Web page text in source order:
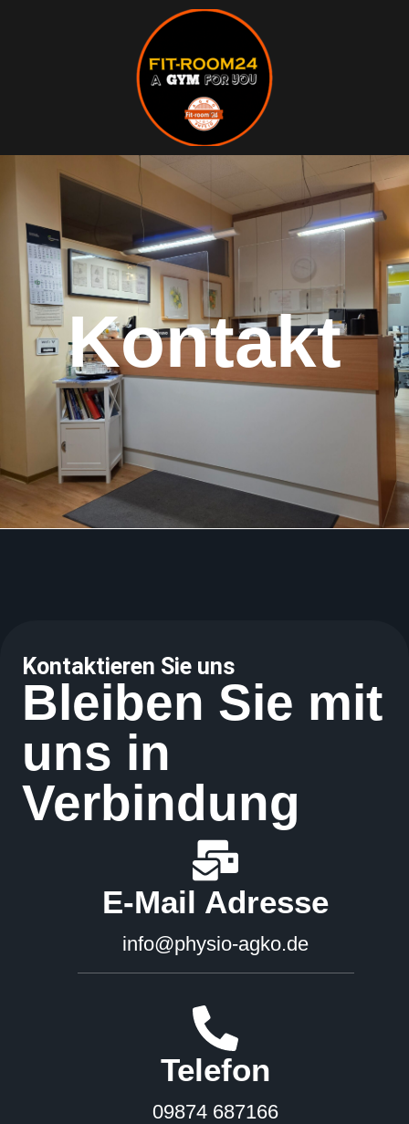
Kontakt
Kontaktieren Sie uns
Bleiben Sie mit
uns in
Verbindung
E-Mail Adresse
info@physio-agko.de
Telefon
09874 687166